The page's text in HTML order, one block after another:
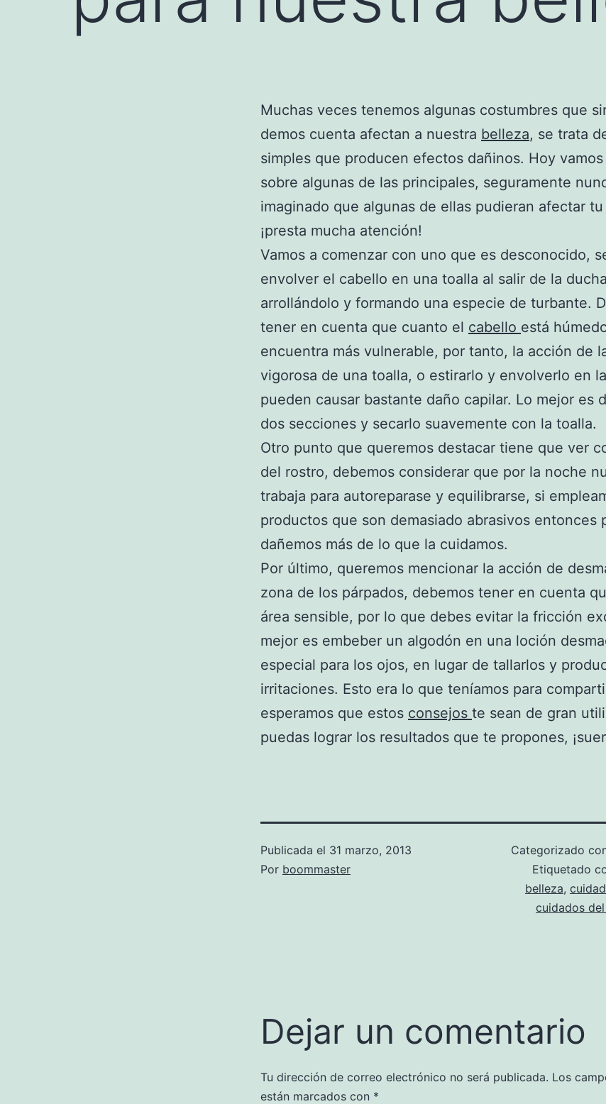
Muchas veces tenemos algunas costumbres que
demos cuenta afectan a nuestra belleza, se trata
simples que producen efectos dañinos. Hoy
sobre algunas de las principales, seguramente
imaginado que algunas de ellas pudieran afectar
¡presta mucha atención!
Vamos a comenzar con uno que es desconocido,
envolver el cabello en una toalla al salir de la
arrollándolo y formando una especie de turbante.
tener en cuenta que cuanto el cabello está
encuentra más vulnerable, por tanto, la acción de
vigorosa de una toalla, o estirarlo y envolverlo en
pueden causar bastante daño capilar. Lo mejor es
dos secciones y secarlo suavemente con la toalla.
Otro punto que queremos destacar tiene que ver
del rostro, debemos considerar que por la noche
trabaja para autoreparase y equilibrarse, si
productos que son demasiado abrasivos entonces
dañemos más de lo que la cuidamos.
Por último, queremos mencionar la acción de
zona de los párpados, debemos tener en cuenta
área sensible, por lo que debes evitar la fricción
mejor es embeber un algodón en una loción
especial para los ojos, en lugar de tallarlos y
irritaciones. Esto era lo que teníamos para
esperamos que estos consejos te sean de gran
puedas lograr los resultados que te propones,
Publicada el 31 marzo, 2013
Por boommaster
Categorizado
Etiquetado
belleza,
cuidados
Dejar un comentario
Tu dirección de correo electrónico no será publicada. Los
están marcados con *